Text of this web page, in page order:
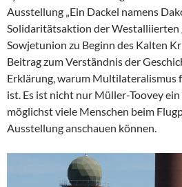
Ausstellung „Ein Dackel namens
Solidaritätsaktion der Westalliierten
Sowjetunion zu Beginn des Kalten
Beitrag zum Verständnis der
Erklärung, warum Multilateralismus
ist. Es ist nicht nur Müller-Toovey ein
möglichst viele Menschen beim
Ausstellung anschauen können.